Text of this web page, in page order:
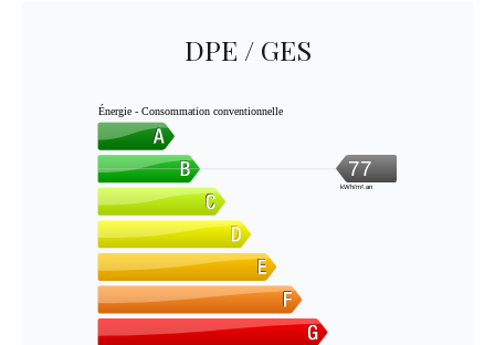
DPE / GES
Énergie - Consommation conventionnelle
77
kWh/m².an